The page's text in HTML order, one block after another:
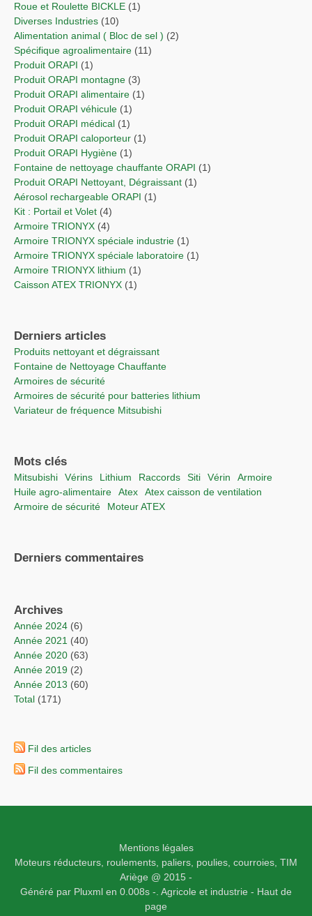
Roue et Roulette BICKLE (1)
Diverses Industries (10)
Alimentation animal ( Bloc de sel ) (2)
Spécifique agroalimentaire (11)
Produit ORAPI (1)
Produit ORAPI montagne (3)
Produit ORAPI alimentaire (1)
Produit ORAPI véhicule (1)
Produit ORAPI médical (1)
Produit ORAPI caloporteur (1)
Produit ORAPI Hygiène (1)
Fontaine de nettoyage chauffante ORAPI (1)
Produit ORAPI Nettoyant, Dégraissant (1)
Aérosol rechargeable ORAPI (1)
Kit : Portail et Volet (4)
Armoire TRIONYX (4)
Armoire TRIONYX spéciale industrie (1)
Armoire TRIONYX spéciale laboratoire (1)
Armoire TRIONYX lithium (1)
Caisson ATEX TRIONYX (1)
Derniers articles
Produits nettoyant et dégraissant
Fontaine de Nettoyage Chauffante
Armoires de sécurité
Armoires de sécurité pour batteries lithium
Variateur de fréquence Mitsubishi
Mots clés
Mitsubishi vérins lithium raccords Siti vérin
Armoire
Huile agro-alimentaire
Atex
Atex caisson de ventilation
Armoire de sécurité
moteur ATEX
Derniers commentaires
Archives
année 2024 (6)
année 2021 (40)
année 2020 (63)
année 2019 (2)
année 2013 (60)
total (171)
Fil des articles
Fil des commentaires
Mentions légales
Moteurs réducteurs, roulements, paliers, poulies, courroies, TIM
Ariège @ 2015 -
Généré par Pluxml en 0.008s -. Agricole et industrie - Haut de
page